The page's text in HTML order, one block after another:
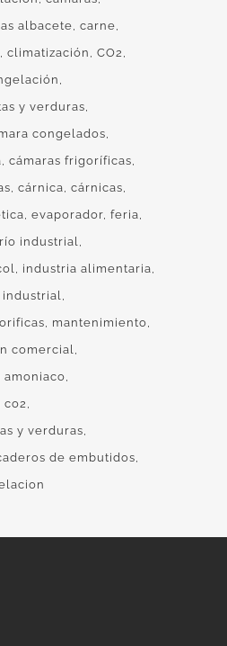
albacete
carne
climatización
CO2
y verduras
congelados
cámaras frigoríficas
cárnica cárnicas
evaporador feria
industrial
industria alimentaria
industrial
mantenimiento
comercial
y verduras
de embutidos